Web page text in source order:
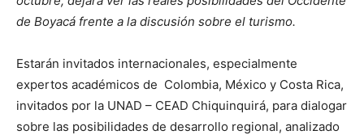
de Boyacá frente a la discusión sobre el turismo.
Estarán invitados internacionales, especialmente
expertos académicos de Colombia, México y Costa Rica,
invitados por la UNAD – CEAD Chiquinquirá, para dialogar
sobre las posibilidades de desarrollo regional, analizado